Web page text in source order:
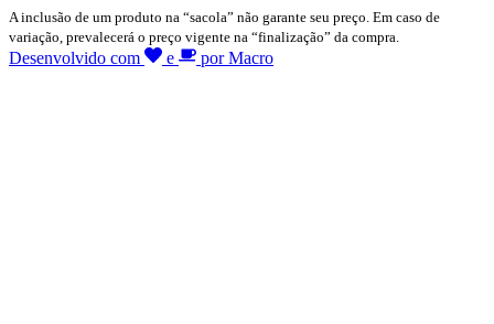
A inclusão de um produto na “sacola” não garante seu preço. Em caso de
variação, prevalecerá o preço vigente na “finalização” da compra.
Desenvolvido com e por Macro